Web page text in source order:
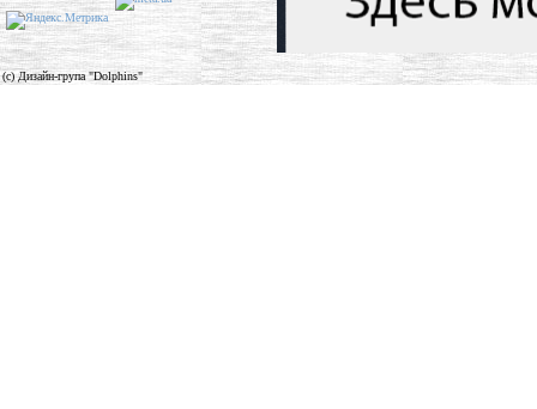
(c) Дизайн-група "Dolphins"